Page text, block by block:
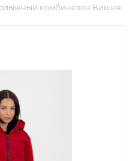
комбинезон Вишня